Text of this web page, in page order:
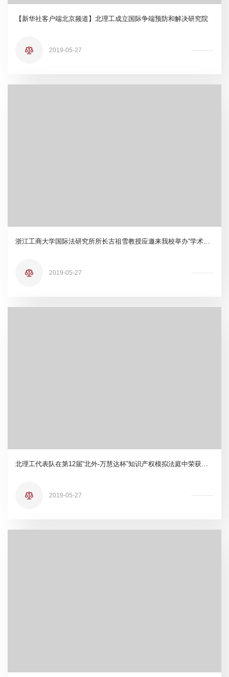
【新华社客户端北京频道】北理工成立国际争端预防和解决研究院
2019-05-27
2019-05-27
北理工代表队在第12届“北外-万慧达杯”知识产权模拟法庭中荣获佳绩
2019-05-27